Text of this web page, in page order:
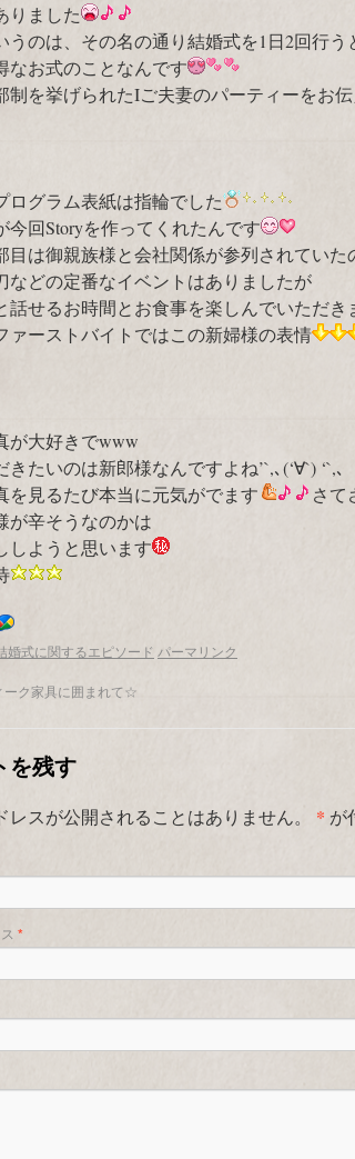
りました
うのは、その名の通り結婚式を1日2回行う
なお式のことなんです
制を挙げられたIご夫妻のパーティーをお
ログラム表紙は指輪でした
今回Storyを作ってくれたんです
目は御親族様と会社関係が参列されていた
などの定番なイベントはありましたが
話せるお時間とお食事を楽しんでいただき
ァーストバイトではこの新婦様の表情
が大好きでwww
たいのは新郎様なんですよね’`,､(‘∀`) ‘`,､
を見るたび本当に元気がでます
さて
が辛そうなのかは
しようと思います
婚式に関するエピソード パーマリンク
ク家具に囲まれて☆
を残す
レスが公開されることはありません。 * が
*